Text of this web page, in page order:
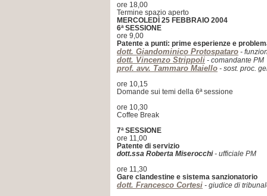
ore 18,00
Termine spazio aperto
MERCOLEDÌ 25 FEBBRAIO 2004
6ª SESSIONE
ore 9,00
Patente a punti: prime esperienze e
dott. Giandominico Protospataro -
dott. Vincenzo Strippoli - comandante PM
prof. avv. Tammaro Maiello - sost. proc.
ore 10,15
Domande sui temi della 6ª sessione
ore 10,30
Coffee Break
7ª SESSIONE
ore 11,00
Patente di servizio
dott.ssa Roberta Miserocchi- ufficiale PM
ore 11,30
Gare clandestine e sistema sanzionatorio
dott. Francesco Cortesi - giudice di